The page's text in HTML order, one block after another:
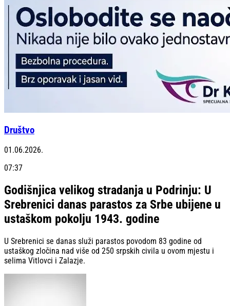
Društvo
01.06.2026.
07:37
Godišnjica velikog stradanja u Podrinju: U
Srebrenici danas parastos za Srbe ubijene u
ustaškom pokolju 1943. godine
U Srebrenici se danas služi parastos povodom 83 godine od
ustaškog zločina nad više od 250 srpskih civila u ovom mjestu i
selima Vitlovci i Zalazje.